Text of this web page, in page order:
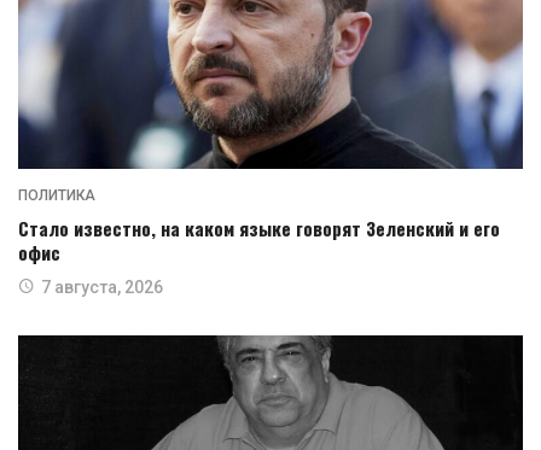
ПОЛИТИКА
Стало известно, на каком языке говорят Зеленский и его
офис
7 августа, 2026